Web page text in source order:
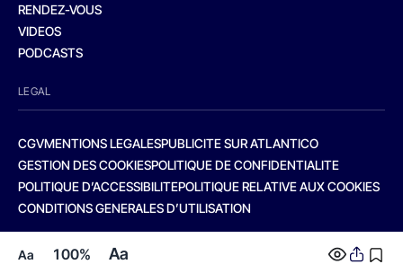
Aa 100% Aa
RENDEZ-VOUS
VIDEOS
PODCASTS
LEGAL
CGVMENTIONS LEGALESPUBLICITE SUR ATLANTICO
GESTION DES COOKIESPOLITIQUE DE CONFIDENTIALITE
POLITIQUE D’ACCESSIBILITEPOLITIQUE RELATIVE AUX COOKIES
CONDITIONS GENERALES D’UTILISATION